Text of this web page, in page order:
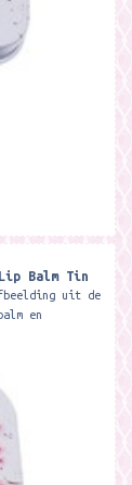
Balm Tin
uit de
en